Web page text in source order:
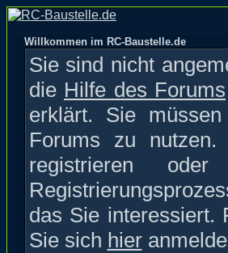
Willkommen im RC-Baustelle.de
Sie sind nicht
die Hilfe des Forums
erklärt. Sie
Forums zu
registrieren
das Sie interessiert.
Sie sich hier